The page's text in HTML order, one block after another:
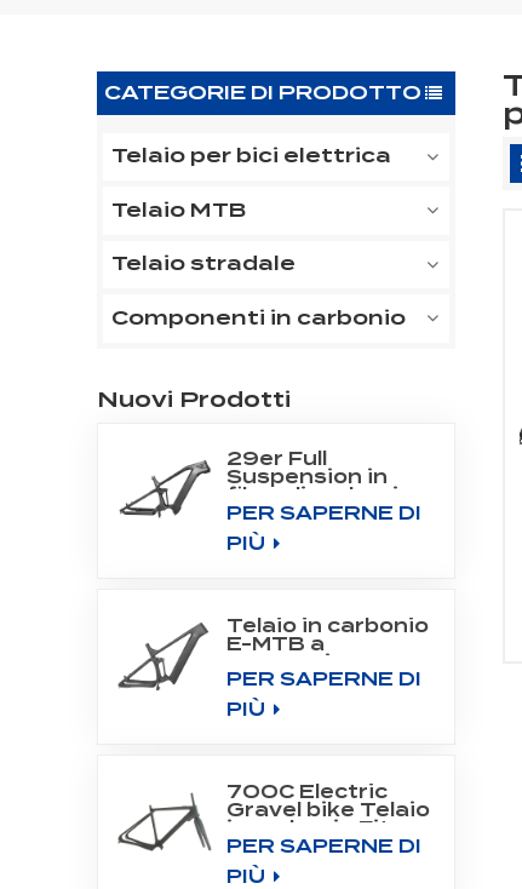
CATEGORIE DI PRODOTTO
Telaio per bici elettrica
Telaio MTB
Telaio stradale
Componenti in carbonio
Nuovi Prodotti
29er Full
Suspension in
fibra di carbonio
All Mountain
Frame Fit Bafang
Motor
PER SAPERNE DI
PIÙ
Telaio in carbonio
E-MTB a
sospensione
completa per
motore a
trasmissione
PER SAPERNE DI
PIÙ
700C Electric
Gravel bike Telaio
in carbonio Fit
Fazua Evation
Drive System
PER SAPERNE DI
PIÙ